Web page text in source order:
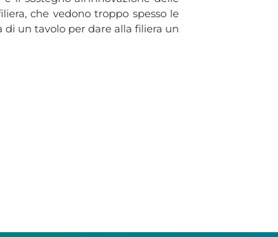
che vedono troppo spesso le
un tavolo per dare alla filiera un